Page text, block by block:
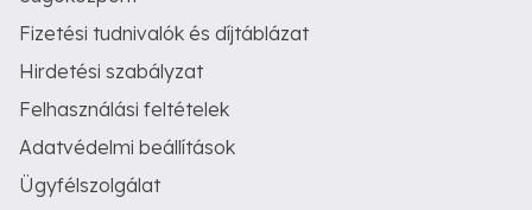
Fizetési tudnivalók és díjtáblázat
Hirdetési szabályzat
Felhasználási feltételek
Adatvédelmi beállítások
Ügyfélszolgálat